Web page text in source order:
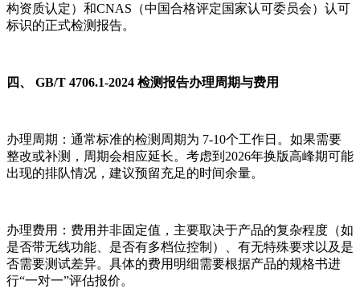
构资质认定）和CNAS（中国合格评定国家认可委员会）认可
标识的正式检测报告。
四、 GB/T 4706.1-2024 检测报告办理周期与费用
办理周期：通常标准的检测周期为 7-10个工作日。如果需要
整改或补测，周期会相应延长。考虑到2026年换版高峰期可能
出现的排队情况，建议预留充足的时间余量。
办理费用：费用并非固定值，主要取决于产品的复杂程度（如
是否带无线功能、是否有多档位控制）、有无特殊要求以及是
否需要测试差异。具体的费用明细需要根据产品的规格书进
行“一对一”评估报价。